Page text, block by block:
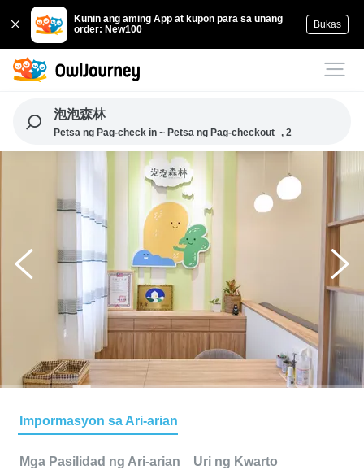
Kunin ang aming App at kupon para sa unang
order: New100
Bukas
泡泡森林
Petsa ng Pag-check in ~ Petsa ng Pag-checkout , 2
Impormasyon sa Ari-arian
Mga Pasilidad ng Ari-arian Uri ng Kwarto